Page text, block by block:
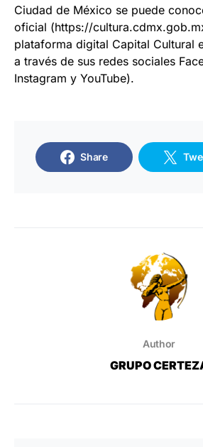
Ciudad de México se puede
oficial (https://
plataforma digital Capital Cultural
a través de sus redes sociales
Instagram y YouTube).
Share
Author
GRUPO